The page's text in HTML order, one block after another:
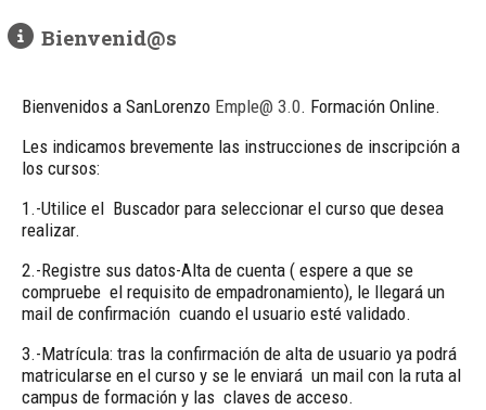
Bienvenid@s
Bienvenidos a SanLorenzo Emple@ 3.0. Formación Online.
Les indicamos brevemente las instrucciones de inscripción a
los cursos:
1.-Utilice el Buscador para seleccionar el curso que desea
realizar.
2.-Registre sus datos-Alta de cuenta ( espere a que se
compruebe el requisito de empadronamiento), le llegará un
mail de confirmación cuando el usuario esté validado.
3.-Matrícula: tras la confirmación de alta de usuario ya podrá
matricularse en el curso y se le enviará un mail con la ruta al
campus de formación y las claves de acceso.